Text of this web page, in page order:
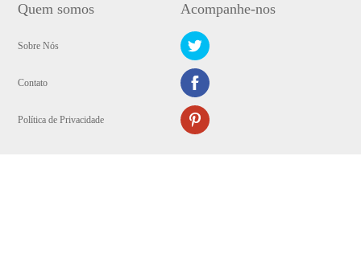
Quem somos
Sobre Nós
Contato
Política de Privacidade
Acompanhe-nos